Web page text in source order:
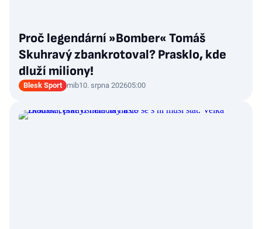
Proč legendární »Bomber« Tomáš
Skuhravý zbankrotoval? Prasklo, kde
dluží miliony!
Blesk Sport mib10. srpna 202605:00